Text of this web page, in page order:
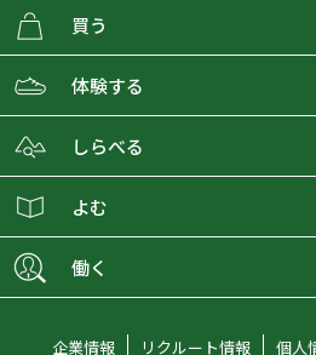
買う
ECMALLの商品をさがす
取り扱いブランド一覧
ショップブログ
会員募集
体験する
おとな女子登山部
グラビティリサーチ
しらべる
登山レポート
よむ
働く
企業情報 リクルート情報 個人